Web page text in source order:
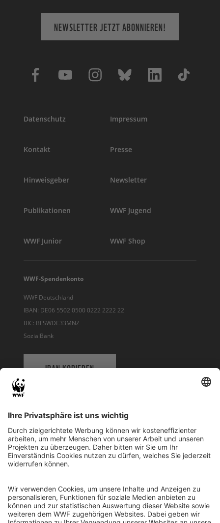
NEWSLETTER JETZT ABONNIEREN!
Datenschutz Impressum
Kontakt Presse
Hinweisgeber Newsletter
Publikationen WWF Jugend
WWF Junior WWF Shop
WWF-Spendenkonto
WWF Deutschland
IBAN: DE06 5502 0500 0222 2222 22
BIC: BFSWDE33MNZ
SozialBank
IBAN KOPIEREN
WWF Deutschland
Reinhardtstr. 18
10117 Berlin
Ihre Spende kann steuerlich geltend gemacht werden
Registriert als Stiftung WWF Deutschland, Senatsverwaltung für